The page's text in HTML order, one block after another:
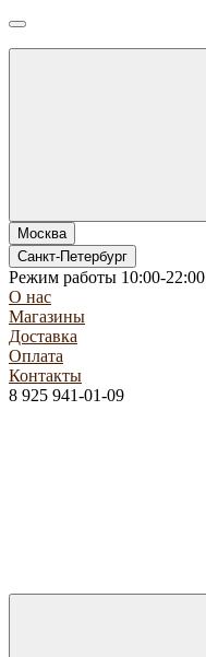
Москва
Санкт-Петербург
Режим работы 10:00-22:00
О нас
Магазины
Доставка
Оплата
Контакты
8 925 941-01-09